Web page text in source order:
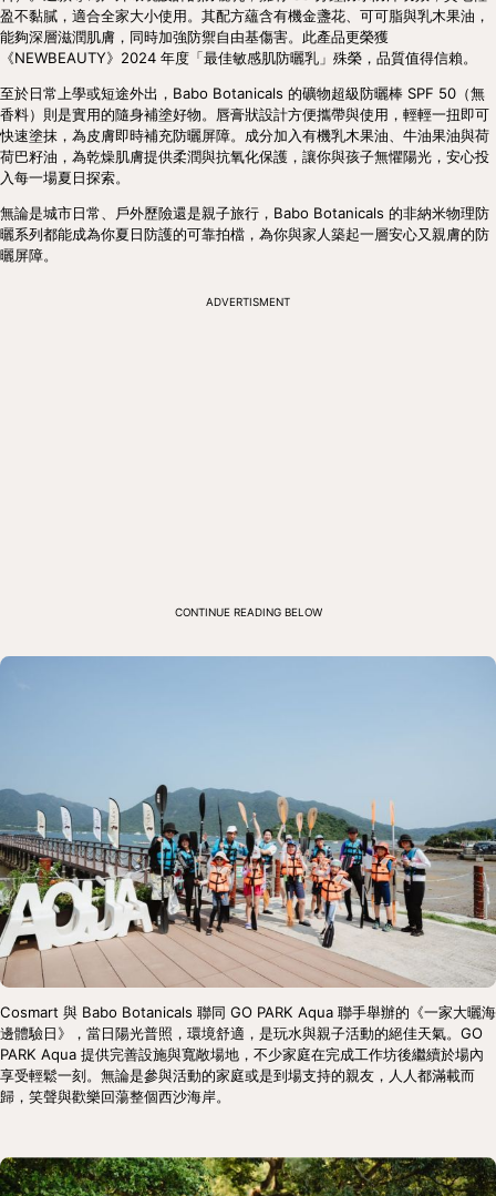
盈不黏膩，適合全家大小使用。其配方蘊含有機金盞花、可可脂與乳木果油，
能夠深層滋潤肌膚，同時加強防禦自由基傷害。此產品更榮獲
《NEWBEAUTY》2024 年度「最佳敏感肌防曬乳」殊榮，品質值得信賴。
至於日常上學或短途外出，Babo Botanicals 的礦物超級防曬棒 SPF 50（無
香料）則是實用的隨身補塗好物。唇膏狀設計方便攜帶與使用，輕輕一扭即可
快速塗抹，為皮膚即時補充防曬屏障。成分加入有機乳木果油、牛油果油與荷
荷巴籽油，為乾燥肌膚提供柔潤與抗氧化保護，讓你與孩子無懼陽光，安心投
入每一場夏日探索。
無論是城市日常、戶外歷險還是親子旅行，Babo Botanicals 的非納米物理防
曬系列都能成為你夏日防護的可靠拍檔，為你與家人築起一層安心又親膚的防
曬屏障。
ADVERTISMENT
CONTINUE READING BELOW
Cosmart 與 Babo Botanicals 聯同 GO PARK Aqua 聯手舉辦的《一家大曬海
邊體驗日》，當日陽光普照，環境舒適，是玩水與親子活動的絕佳天氣。GO
PARK Aqua 提供完善設施與寬敞場地，不少家庭在完成工作坊後繼續於場內
享受輕鬆一刻。無論是參與活動的家庭或是到場支持的親友，人人都滿載而
歸，笑聲與歡樂回蕩整個西沙海岸。